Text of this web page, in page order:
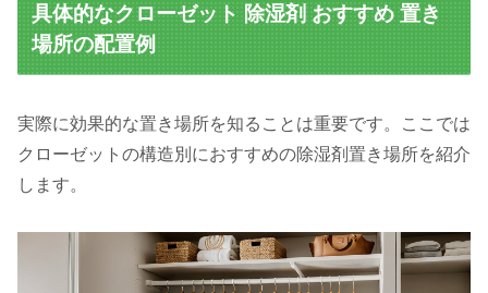
具体的なクローゼット 除湿剤 おすすめ 置き
場所の配置例
実際に効果的な置き場所を知ることは重要です。ここでは
クローゼットの構造別におすすめの除湿剤置き場所を紹介
します。